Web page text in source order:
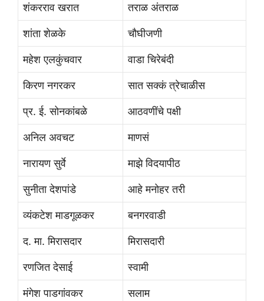
शंकरराव खरात तराळ अंतराळ
शांता शेळके चौघीजणी
महेश एलकुंचवार वाडा चिरेबंदी
किरण नगरकर सात सक्कं त्रेचाळीस
प्र. ई. सोनकांबळे आठवणींचे पक्षी
अनिल अवचट माणसं
नारायण सुर्वे माझे विदयापीठ
सुनीता देशपांडे आहे मनोहर तरी
व्यंकटेश माडगूळकर बनगरवाडी
द. मा. मिरासदार मिरासदारी
रणजित देसाई स्वामी
मंगेश पाडगांवकर सलाम